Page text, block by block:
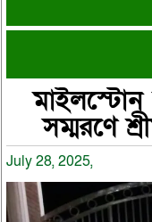
মাইলস্টোন
সম্মরণে
July 28, 2025,